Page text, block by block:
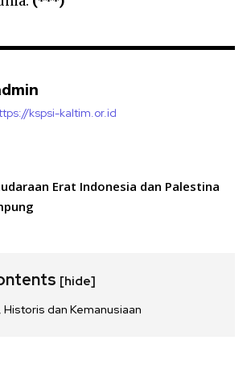
kspsi-kaltim.or.id
Erat Indonesia dan Palestina
[hide]
Historis dan Kemanusiaan